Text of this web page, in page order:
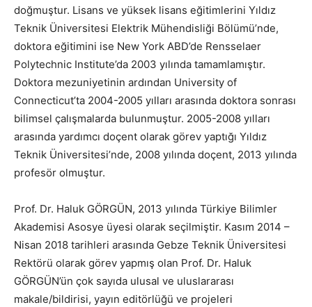
doğmuştur. Lisans ve yüksek lisans eğitimlerini Yıldız
Teknik Üniversitesi Elektrik Mühendisliği Bölümü’nde,
doktora eğitimini ise New York ABD’de Rensselaer
Polytechnic Institute’da 2003 yılında tamamlamıştır.
Doktora mezuniyetinin ardından University of
Connecticut’ta 2004-2005 yılları arasında doktora sonrası
bilimsel çalışmalarda bulunmuştur. 2005-2008 yılları
arasında yardımcı doçent olarak görev yaptığı Yıldız
Teknik Üniversitesi’nde, 2008 yılında doçent, 2013 yılında
profesör olmuştur.
Prof. Dr. Haluk GÖRGÜN, 2013 yılında Türkiye Bilimler
Akademisi Asosye üyesi olarak seçilmiştir. Kasım 2014 –
Nisan 2018 tarihleri arasında Gebze Teknik Üniversitesi
Rektörü olarak görev yapmış olan Prof. Dr. Haluk
GÖRGÜN’ün çok sayıda ulusal ve uluslararası
makale/bildirisi, yayın editörlüğü ve projeleri